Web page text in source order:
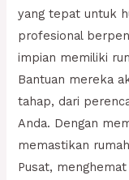
yang tepat untuk
profesional
impian memiliki
Bantuan mereka
tahap, dari
Anda. Dengan
memastikan
Pusat,